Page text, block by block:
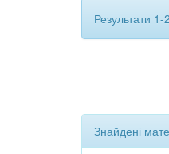
Результати 1-
Знайдені